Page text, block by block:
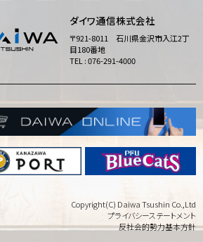
ダイワ通信株式会社
〒921-8011 石川県金沢市入江2丁
目180番地
TEL : 076-291-4000
Copyright(C) Daiwa Tsushin Co.,Ltd
プライバシーステートメント
反社会的勢力基本方針